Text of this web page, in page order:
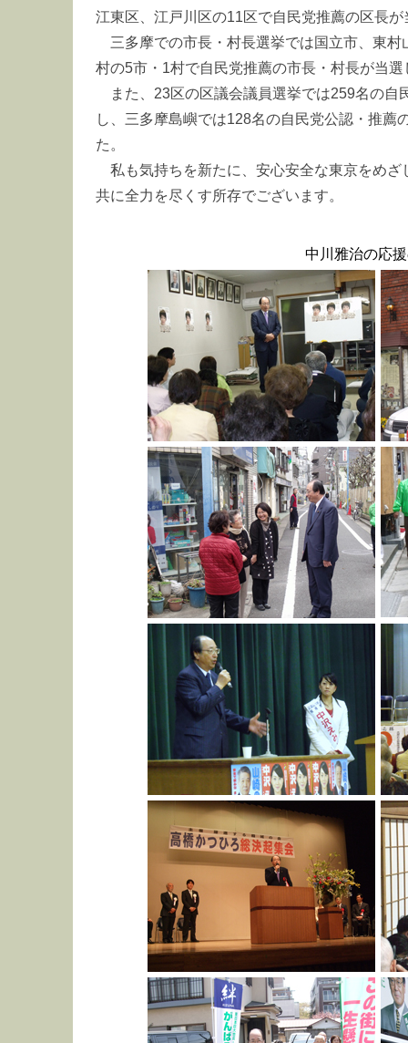
江東区、江戸川区の11区で自民党推薦の区長
三多摩での市長・村長選挙では国立市、東村
村の5市・1村で自民党推薦の市長・村長が当選
また、23区の区議会議員選挙では259名の自
し、三多摩島嶼では128名の自民党公認・推薦
た。
私も気持ちを新たに、安心安全な東京をめざ
共に全力を尽くす所存でございます。
中川雅治の応